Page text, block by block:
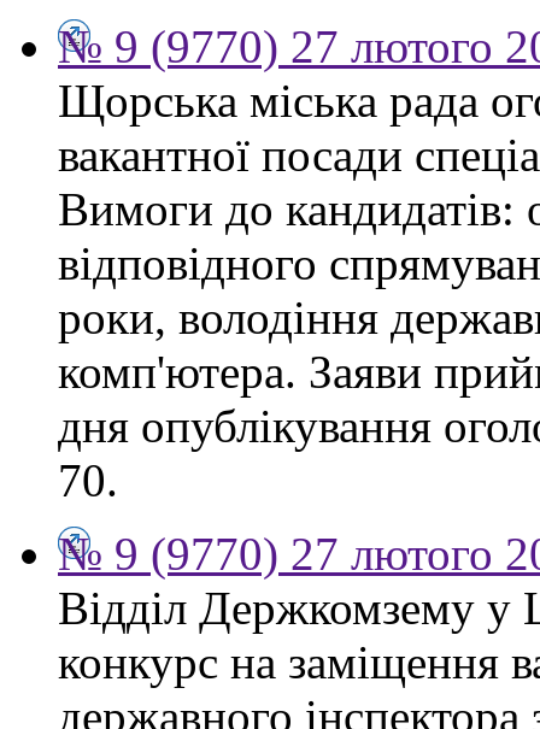
№ 9 (9770) 27 лютого
Щорська міська рада
вакантної посади
Вимоги до кандидатів:
відповідного
роки, володіння
комп'ютера. Заяви
дня опублікування
70.
№ 9 (9770) 27 лютого
Відділ Держкомзему у
конкурс на заміщення
державного